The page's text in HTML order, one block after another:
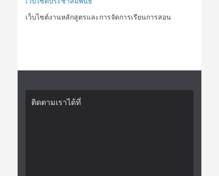
เว็บไซต์งานหลักสูตรและการจัดการเรียนการสอน
ติดตามเราได้ที่